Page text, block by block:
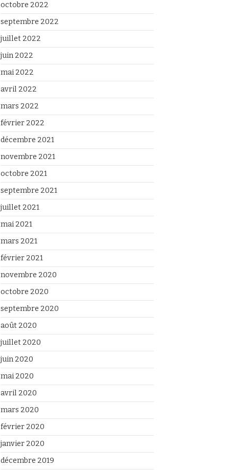
octobre 2022
septembre 2022
juillet 2022
juin 2022
mai 2022
avril 2022
mars 2022
février 2022
décembre 2021
novembre 2021
octobre 2021
septembre 2021
juillet 2021
mai 2021
mars 2021
février 2021
novembre 2020
octobre 2020
septembre 2020
août 2020
juillet 2020
juin 2020
mai 2020
avril 2020
mars 2020
février 2020
janvier 2020
décembre 2019